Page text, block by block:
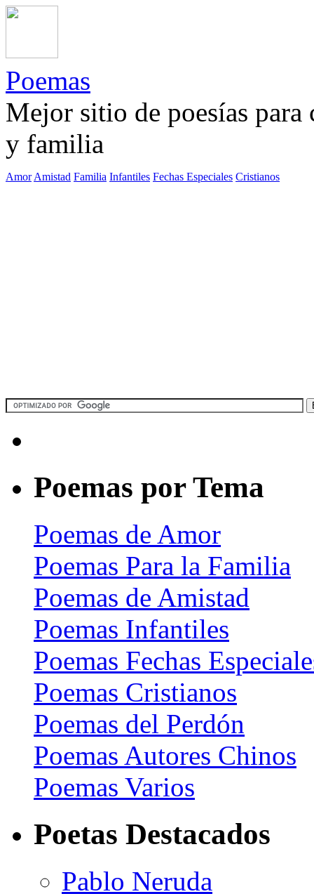
Poemas
Mejor sitio de poesías
y familia
Amor Amistad Familia Infantiles Fechas Especiales Cristianos
Poemas por Tema
Poemas de Amor
Poemas Para la Familia
Poemas de Amistad
Poemas Infantiles
Poemas Fechas
Poemas Cristianos
Poemas del Perdón
Poemas Autores Chinos
Poemas Varios
Poetas Destacados
Pablo Neruda